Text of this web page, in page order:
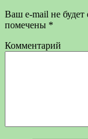
Ваш e-mail не будет
помечены *
Комментарий